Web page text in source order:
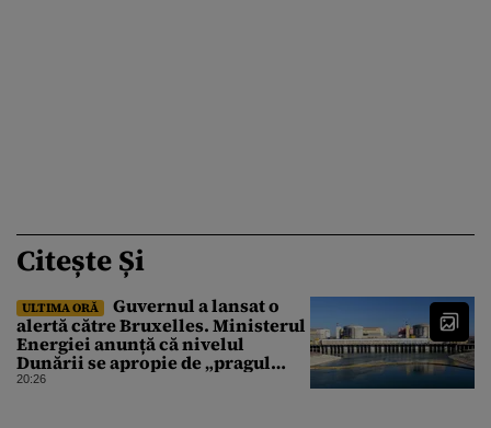
Citește Și
ULTIMA ORĂ
Guvernul a lansat o
alertă către Bruxelles. Ministerul
Energiei anunță că nivelul
Dunării se apropie de „pragul
critic”, iar centrala de la
20:26